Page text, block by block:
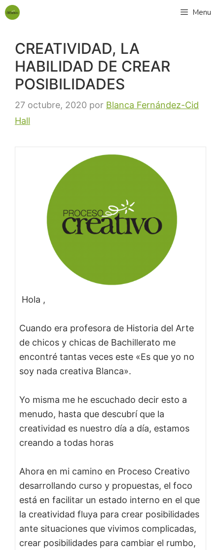
Menu
CREATIVIDAD, LA
HABILIDAD DE CREAR
POSIBILIDADES
27 octubre, 2020 por Blanca Fernández-Cid
Hall
Hola ,
Cuando era profesora de Historia del Arte
de chicos y chicas de Bachillerato me
encontré tantas veces este «Es que yo no
soy nada creativa Blanca».
Yo misma me he escuchado decir esto a
menudo, hasta que descubrí que la
creatividad es nuestro día a día, estamos
creando a todas horas
Ahora en mi camino en Proceso Creativo
desarrollando curso y propuestas, el foco
está en facilitar un estado interno en el que
la creatividad fluya para crear posibilidades
ante situaciones que vivimos complicadas,
crear posibilidades para cambiar el rumbo,